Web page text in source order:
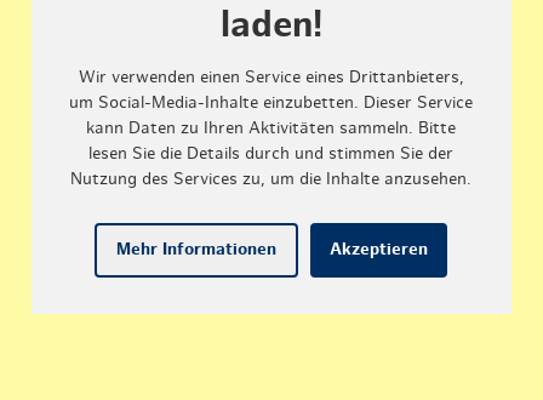
laden!
Wir verwenden einen Service eines Drittanbieters,
um Social-Media-Inhalte einzubetten. Dieser Service
kann Daten zu Ihren Aktivitäten sammeln. Bitte
lesen Sie die Details durch und stimmen Sie der
Nutzung des Services zu, um die Inhalte anzusehen.
Mehr Informationen Akzeptieren